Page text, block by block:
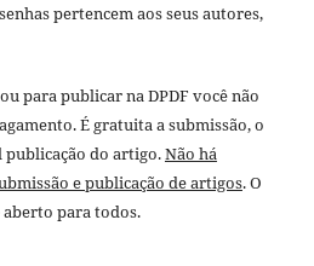
pertencem aos seus autores,
para publicar na DPDF você não
É gratuita a submissão, o
publicação do artigo.Não há
e publicação de artigos. O
para todos.